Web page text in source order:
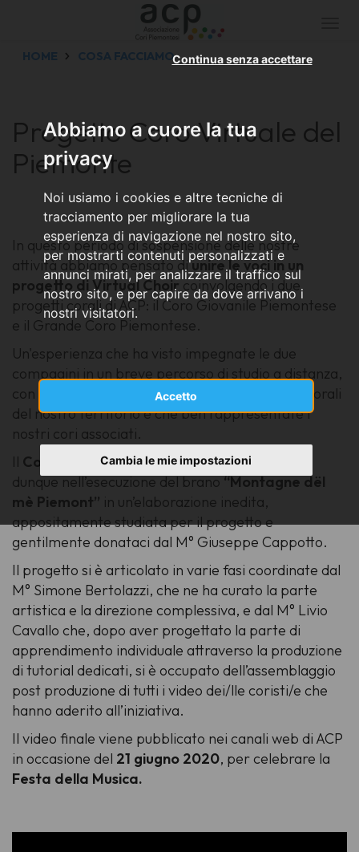
Abbiamo a cuore la tua
privacy
Noi usiamo i cookies e altre tecniche di
tracciamento per migliorare la tua
esperienza di navigazione nel nostro sito,
per mostrarti contenuti personalizzati e
annunci mirati, per analizzare il traffico sul
nostro sito, e per capire da dove arrivano i
nostri visitatori.
Accetto
Continua senza accettare
Cambia le mie impostazioni
HOME COSA FACCIAMO
Progetto Coro Virtuale del
Piemonte
In questo periodo di sospensione delle nostre
attività abbiamo pensato diunire le voci in un
progetto di Virtual Choircoinvolgendo i due
progetti corali di ACP: il Coro Giovanile Piemontese
e il Grande Coro Piemontese.
Un'esperienza che ha visto impegnate le due
compagini in un breve percorso di studio a distanza,
con coristi provenienti dalle più diverse realtà corali
del nostro territorio e che ben rappresentate i
nostri cori associati.
Il Coro Virtuale del Piemontesi è cimentato
dunque nell’esecuzione del brano“Montagne dël
mè Piemont” in un’elaborazione inedita,
appositamente studiata per il progetto e
gentilmente donataci dal M° Giuseppe Cappotto.
Il progetto si è articolato in varie fasi coordinate dal
M° Simone Bertolazzi, che ne ha curato la parte
artistica e la direzione complessiva, e dal M° Livio
Cavallo che, dopo aver progettato la parte di
apprendimento individuale attraverso la produzione
di tutorial dedicati, si è occupato dell’assemblaggio
post produzione di tutti i video dei/lle coristi/e che
hanno aderito all’iniziativa.
Il video finale viene pubblicato nei canali web di ACP
in occasione del 21 giugno 2020, per celebrare la
Festa della Musica.